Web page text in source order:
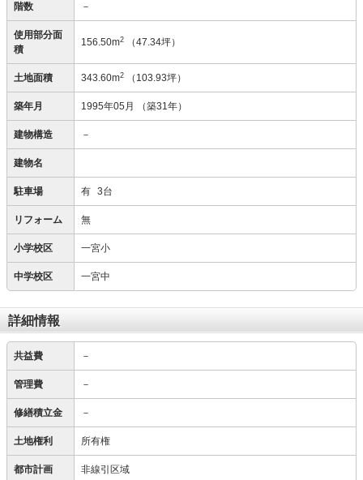
階数 －
使用部分面
積
156.50m2 （47.34坪）
土地面積 343.60m2 （103.93坪）
築年月 1995年05月 （築31年）
建物構造 －
建物名
駐車場 有 3台
リフォーム 無
小学校区 一宮小
中学校区 一宮中
詳細情報
共益費 －
管理費 －
修繕積立金 －
土地権利 所有権
都市計画 非線引区域